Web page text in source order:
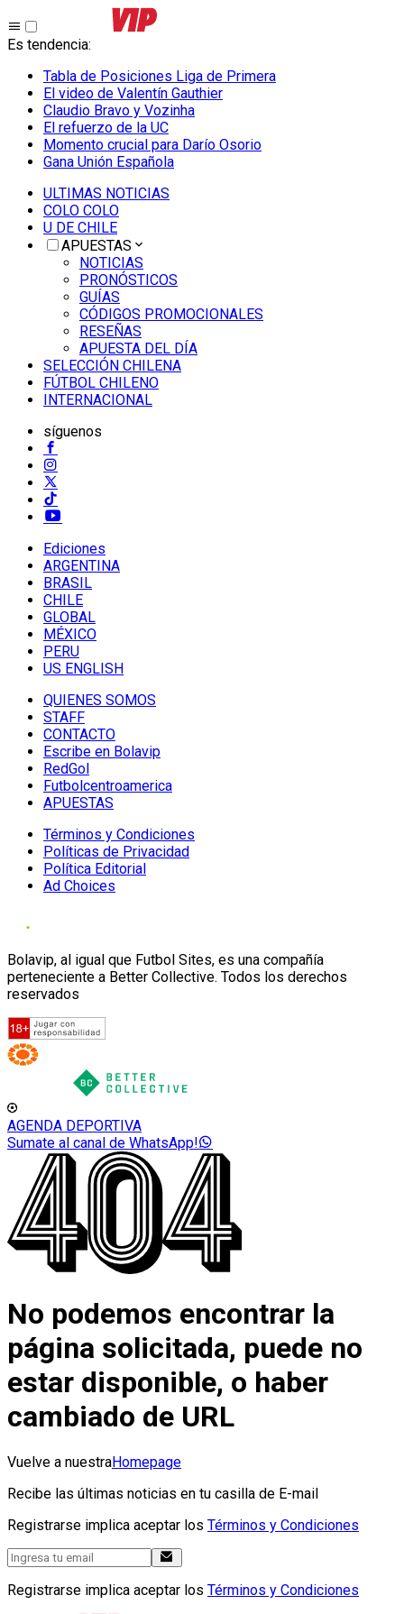
Es tendencia:
Tabla de Posiciones Liga de Primera
El video de Valentín Gauthier
Claudio Bravo y Vozinha
El refuerzo de la UC
Momento crucial para Darío Osorio
Gana Unión Española
ULTIMAS NOTICIAS
COLO COLO
U DE CHILE
APUESTAS
NOTICIAS
PRONÓSTICOS
GUÍAS
CÓDIGOS PROMOCIONALES
RESEÑAS
APUESTA DEL DÍA
SELECCIÓN CHILENA
FÚTBOL CHILENO
INTERNACIONAL
síguenos
Ediciones
ARGENTINA
BRASIL
CHILE
GLOBAL
MÉXICO
PERU
US ENGLISH
QUIENES SOMOS
STAFF
CONTACTO
Escribe en Bolavip
RedGol
Futbolcentroamerica
APUESTAS
Términos y Condiciones
Políticas de Privacidad
Política Editorial
Ad Choices
Bolavip, al igual que Futbol Sites, es una compañía
perteneciente a Better Collective. Todos los derechos
reservados
AGENDA DEPORTIVA
Sumate al canal de WhatsApp!
No podemos encontrar la
página solicitada, puede no
estar disponible, o haber
cambiado de URL
Vuelve a nuestraHomepage
Recibe las últimas noticias en tu casilla de E-mail
Registrarse implica aceptar los Términos y Condiciones
Registrarse implica aceptar los Términos y Condiciones